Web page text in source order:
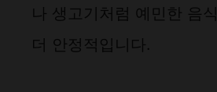
나 생고기처럼 예민한 음
더 안정적입니다.